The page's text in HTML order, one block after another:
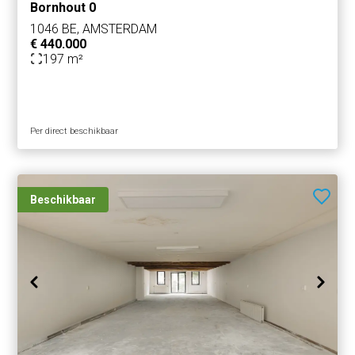
Bereikbaarheid
De bedrijfsruimte is uitstekend bereikbaar met zowel
eigen vervoer als met openbaar vervoer.
Op slechts enkele minuten loopafstand bevinden zich de
tram- en bushaltes bij de Elandsgracht en Marnixstraat.
Vanaf hier vertrekken onder meer tramlijnen 5 en 19, met
directe verbindingen naar onder andere Station
Amsterdam Zuid, Station Sloterdijk en Amsterdam Oost.
Daarnaast bieden diverse busverbindingen, waaronder R-
net lijnen 357 en 397, snelle verbindingen richting
Amsterdam Schiphol Airport en Amstelveen.
Parkeergelegenheid
Bornhout 0
1046 BE, AMSTERDAM
€ 440.000
197 m²
Per direct beschikbaar
Beschikbaar